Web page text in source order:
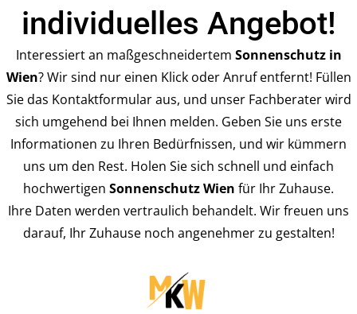
individuelles Angebot!
Interessiert an maßgeschneidertem Sonnenschutz in
Wien? Wir sind nur einen Klick oder Anruf entfernt! Füllen
Sie das Kontaktformular aus, und unser Fachberater wird
sich umgehend bei Ihnen melden. Geben Sie uns erste
Informationen zu Ihren Bedürfnissen, und wir kümmern
uns um den Rest. Holen Sie sich schnell und einfach
hochwertigen Sonnenschutz Wien für Ihr Zuhause.
Ihre Daten werden vertraulich behandelt. Wir freuen uns
darauf, Ihr Zuhause noch angenehmer zu gestalten!